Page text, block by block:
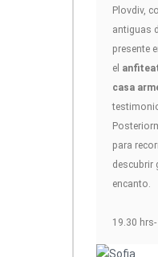
Plovdiv,
antiguas
presente
el
casa
para
descubrir
encanto.
19.30